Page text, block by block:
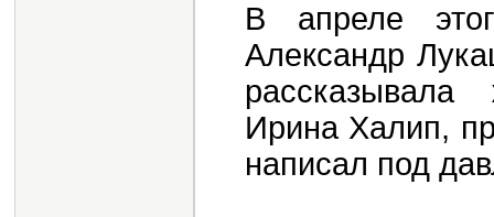
В апреле
Александр
Ирина Халип,
написал под